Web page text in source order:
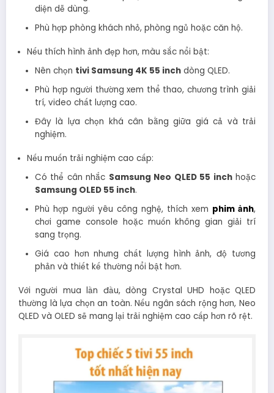
diện dễ dùng.
Phù hợp phòng khách nhỏ, phòng ngủ hoặc căn hộ.
Nếu thích hình ảnh đẹp hơn, màu sắc nổi bật:
Nên chọn tivi Samsung 4K 55 inch dòng QLED.
Phù hợp người thường xem thể thao, chương trình giải
trí, video chất lượng cao.
Đây là lựa chọn khá cân bằng giữa giá cả và trải
nghiệm.
Nếu muốn trải nghiệm cao cấp:
Có thể cân nhắc Samsung Neo QLED 55 inchhoặc
Samsung OLED 55 inch.
Phù hợp người yêu công nghệ, thích xem phim ảnh,
chơi game console hoặc muốn không gian giải trí
sang trọng.
Giá cao hơn nhưng chất lượng hình ảnh, độ tương
phản và thiết kế thường nổi bật hơn.
Với người mua lần đầu, dòng Crystal UHD hoặc QLED
thường là lựa chọn an toàn. Nếu ngân sách rộng hơn, Neo
QLED và OLED sẽ mang lại trải nghiệm cao cấp hơn rõ rệt.